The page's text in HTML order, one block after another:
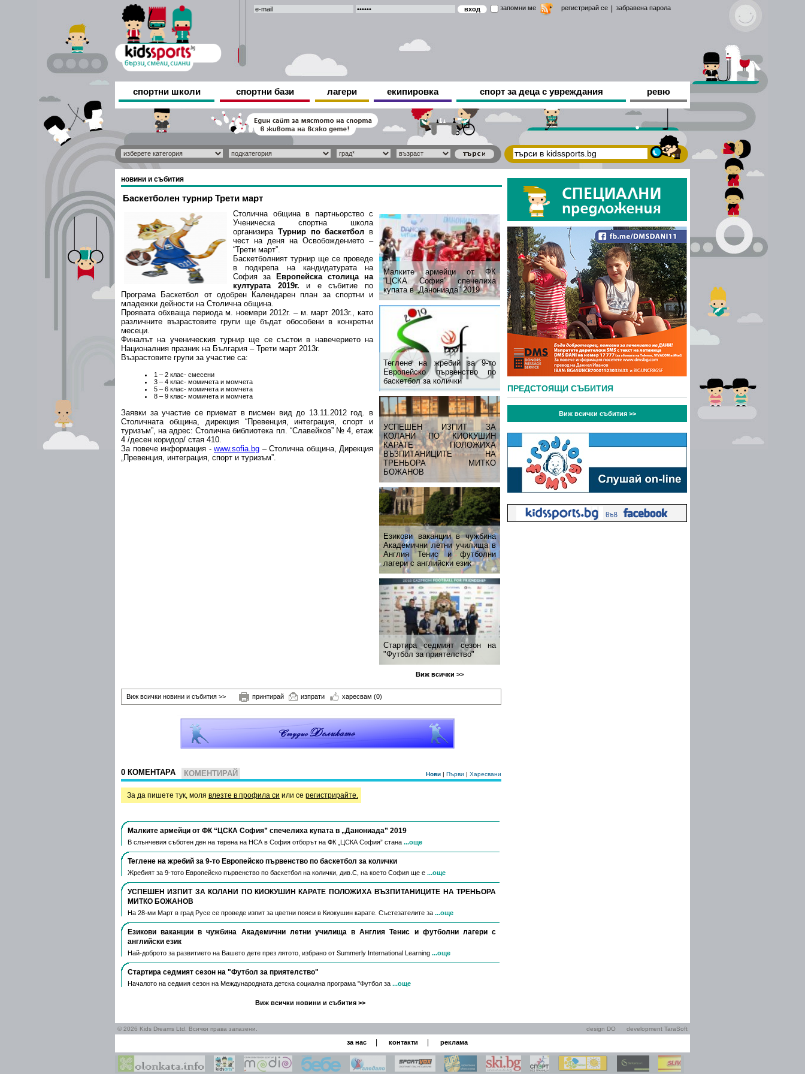
запомни ме регистрирай се забравена парола
спортни школи спортни бази лагери екипировка спорт за деца с увреждания ревю
новини и събития
Баскетболен турнир Трети март
Малките армейци от ФК
“ЦСКА София” спечелиха
купата в „Данониада” 2019
Теглене на жребий за 9-то
Европейско първенство по
баскетбол за колички
УСПЕШЕН ИЗПИТ ЗА
КОЛАНИ ПО КИОКУШИН
КАРАТЕ ПОЛОЖИХА
ВЪЗПИТАНИЦИТЕ НА
ТРЕНЬОРА МИТКО
БОЖАНОВ
Езикови ваканции​ в чужбина
Академични летни училища в
Англия Тенис и футболни
лагери с английски език
Стартира седмият сезон на
"Футбол за приятелство"
Виж всички >>
Столична община в партньорство с
Ученическа спортна школа
организира Турнир по баскетбол в
чест на деня на Освобождението –
“Трети март”.
Баскетболният турнир ще се проведе
в подкрепа на кандидатурата на
София за
Европейска столица на
културата 2019г. и е събитие по
Програма Баскетбол от одобрен Календарен план за спортни и
младежки дейности на Столична община.
Проявата обхваща периода м. ноември 2012г. – м. март 2013г., като
различните възрастовите групи ще бъдат обособени в конкретни
месеци.
Финалът на ученическия турнир ще се състои в навечерието на
Националния празник на България – Трети март 2013г.
Възрастовите групи за участие са:
1 – 2 клас- смесени
3 – 4 клас- момичета и момчета
5 – 6 клас- момичета и момчета
8 – 9 клас- момичета и момчета
Заявки за участие се приемат в писмен вид до 13.11.2012 год. в
Столичната община, дирекция “Превенция, интеграция, спорт и
туризъм”, на адрес: Столична библиотека пл. “Славейков” № 4, етаж
4 /десен коридор/ стая 410.
За повече информация - www.sofia.bg – Столична община, Дирекция
„Превенция, интеграция, спорт и туризъм”.
Виж всички новини и събития >> принтирай изпрати харесвам (0)
0 КОМЕНТАРА КОМЕНТИРАЙ Нови | Първи | Харесвани
За да пишете тук, моля влезте в профила си или се регистрирайте.
Малките армейци от ФК “ЦСКА София” спечелиха купата в „Данониада” 2019
В слънчевия съботен ден на терена на НСА в София отборът на ФК „ЦСКА София” стана ...още
Теглене на жребий за 9-то Европейско първенство по баскетбол за колички
Жребият за 9-тото Европейско първенство по баскетбол на колички, див.С, на което София ще е ...още
УСПЕШЕН ИЗПИТ ЗА КОЛАНИ ПО КИОКУШИН КАРАТЕ ПОЛОЖИХА ВЪЗПИТАНИЦИТЕ НА ТРЕНЬОРА
МИТКО БОЖАНОВ
На 28-ми Март в град Русе се проведе изпит за цветни пояси в Киокушин карате. Състезателите за ...още
Езикови ваканции​ в чужбина Академични летни училища в Англия Тенис и футболни лагери с
английски език
Най-доброто за развитието на Вашето дете през лятото, избрано от Summerly International Learning ...още
Стартира седмият сезон на "Футбол за приятелство"
Началото на седмия сезон на Международната детска социална програма "Футбол за ...още
Виж всички новини и събития >>
ПРЕДСТОЯЩИ СЪБИТИЯ
Виж всички събития >>
© 2026 Kids Dreams Ltd. Всички права запазени. design DO development TaraSoft
за нас контакти реклама